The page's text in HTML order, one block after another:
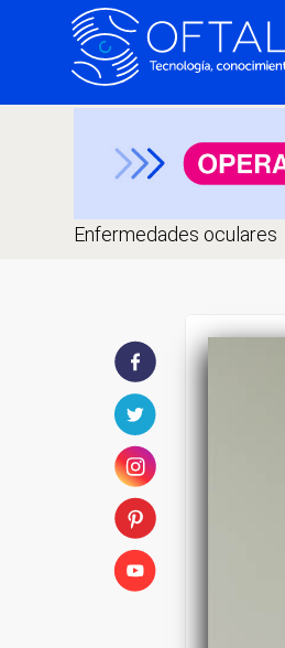
Enfermedades oculares